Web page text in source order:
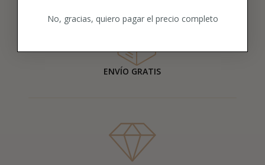
ENVÍO GRATIS
No, gracias, quiero pagar el precio completo